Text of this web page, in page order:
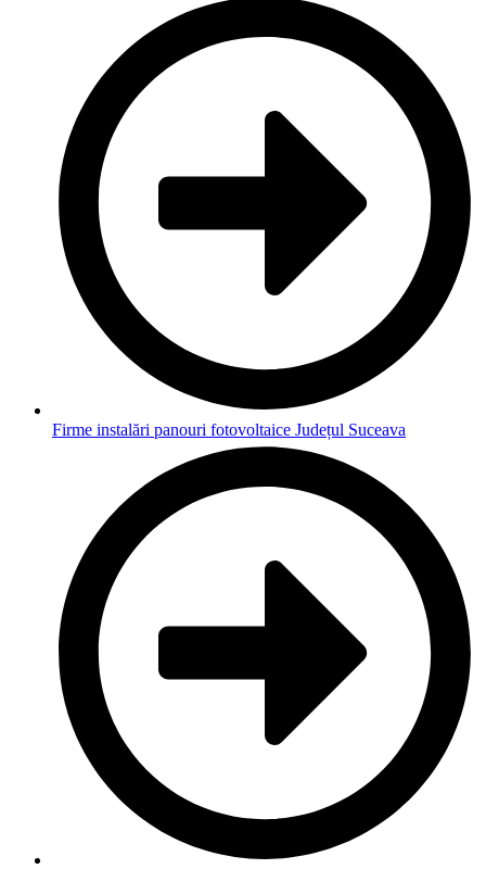
Firme instalări panouri fotovoltaice Județul Suceava